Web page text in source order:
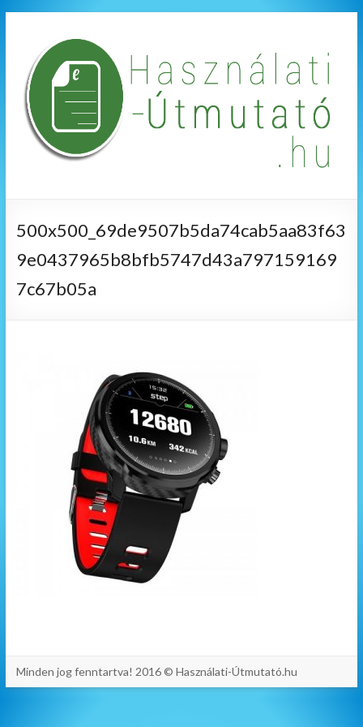
500x500_69de9507b5da74cab5aa83f63
9e0437965b8bfb5747d43a797159169
7c67b05a
Minden jog fenntartva! 2016 © Használati-Útmutató.hu